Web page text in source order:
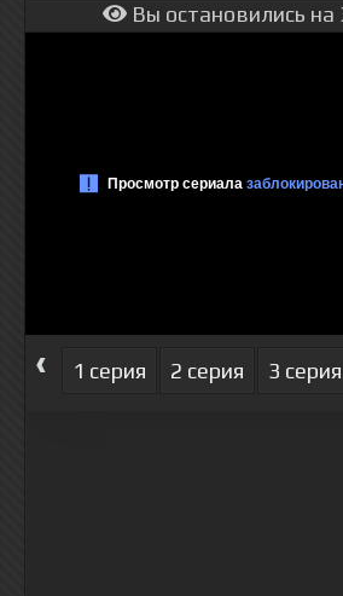
Вы остановились на
‹ 1 серия 2 серия 3 серия